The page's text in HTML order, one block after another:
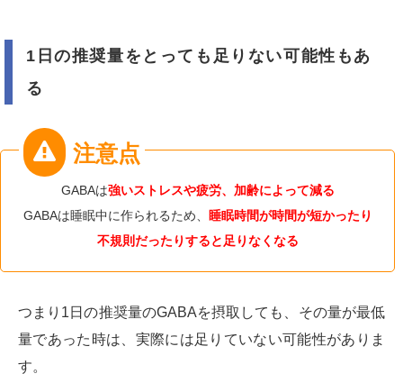
1日の推奨量をとっても足りない可能性もあ
る
GABAは強いストレスや疲労、加齢によって減る
GABAは睡眠中に作られるため、
睡眠時間が時間が短かったり
不規則だったりすると足りなくなる
つまり1日の推奨量のGABAを摂取しても、その量が最低
量であった時は、実際には足りていない可能性がありま
す。